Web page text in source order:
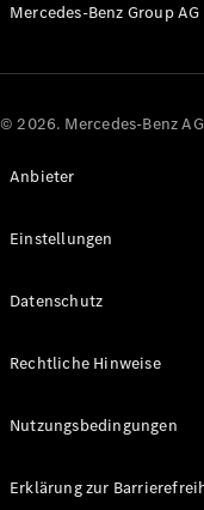
Mercedes-Benz Group AG
© 2026. Mercedes-Benz AG
Anbieter
Einstellungen
Datenschutz
Rechtliche Hinweise
Nutzungsbedingungen
Erklärung zur